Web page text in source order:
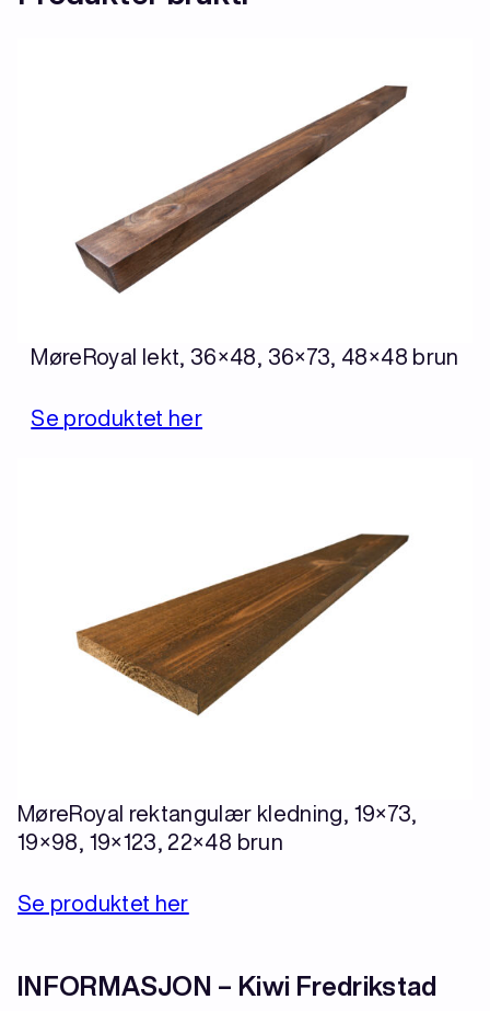
MøreRoyal lekt, 36×48, 36×73, 48×48 brun
Se produktet her
MøreRoyal rektangulær kledning, 19×73,
19×98, 19×123, 22×48 brun
Se produktet her
INFORMASJON – Kiwi Fredrikstad